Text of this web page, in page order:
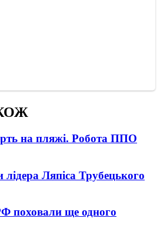
на пляжі. Робота ППО
лідера Ляпіса Трубецького
поховали ще одного